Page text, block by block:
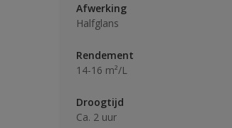
Afwerking
Halfglans
Rendement
14-16 m²/L
Droogtijd
Ca. 2 uur